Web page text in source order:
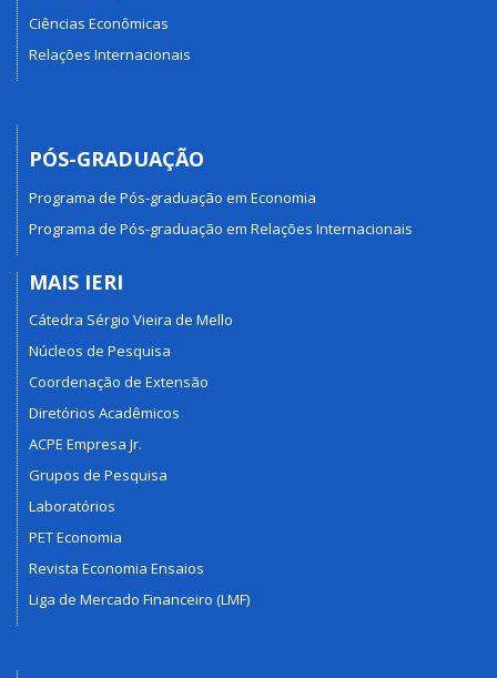
Ciências Econômicas
Relações Internacionais
PÓS-GRADUAÇÃO
Programa de Pós-graduação em Economia
Programa de Pós-graduação em Relações Internacionais
MAIS IERI
Cátedra Sérgio Vieira de Mello
Núcleos de Pesquisa
Coordenação de Extensão
Diretórios Acadêmicos
ACPE Empresa Jr.
Grupos de Pesquisa
Laboratórios
PET Economia
Revista Economia Ensaios
Liga de Mercado Financeiro (LMF)